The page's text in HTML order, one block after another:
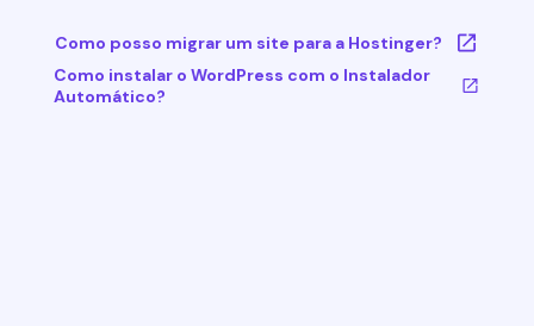
Como posso migrar um site para a Hostinger?
Como instalar o WordPress com o Instalador
Automático?